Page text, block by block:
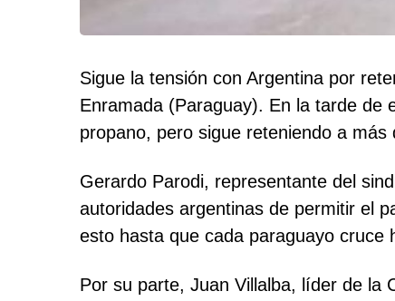
Sigue la tensión con Argentina por
Enramada (Paraguay). En la tarde de
propano, pero sigue reteniendo a más
Gerardo Parodi, representante del
autoridades argentinas de permitir el
esto hasta que cada paraguayo cruce
Por su parte, Juan Villalba, líder de la